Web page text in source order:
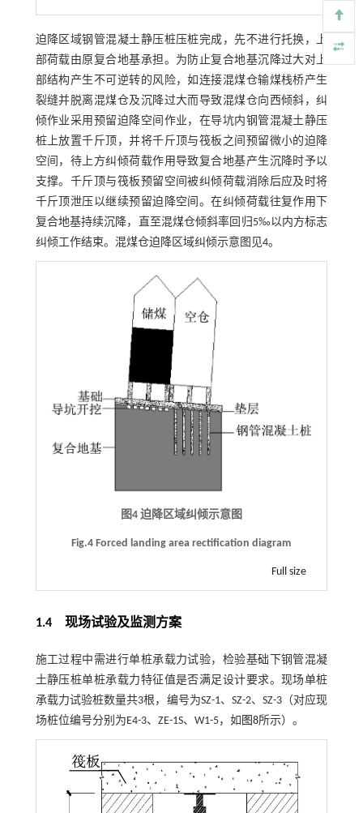
迫降区域钢管混凝土静压桩压桩完成，先不进行托换，上
部荷载由原复合地基承担。为防止复合地基沉降过大对上
部结构产生不可逆转的风险，如连接混煤仓输煤栈桥产生
裂缝并脱离混煤仓及沉降过大而导致混煤仓向西倾斜，纠
倾作业采用预留迫降空间作业，在导坑内钢管混凝土静压
桩上放置千斤顶，并将千斤顶与筏板之间预留微小的迫降
空间，待上方纠倾荷载作用导致复合地基产生沉降时予以
支撑。千斤顶与筏板预留空间被纠倾荷载消除后应及时将
千斤顶泄压以继续预留迫降空间。在纠倾荷载往复作用下
复合地基持续沉降，直至混煤仓倾斜率回归5‰以内方标志
纠倾工作结束。混煤仓迫降区域纠倾示意图见4。
图4 迫降区域纠倾示意图
Fig.4 Forced landing area rectification diagram
Full size
1.4现场试验及监测方案
施工过程中需进行单桩承载力试验，检验基础下钢管混凝
土静压桩单桩承载力特征值是否满足设计要求。现场单桩
承载力试验桩数量共3根，编号为SZ-1、SZ-2、SZ-3（对应现
场桩位编号分别为E4-3、ZE-1S、W1-5，如 图8所示）。